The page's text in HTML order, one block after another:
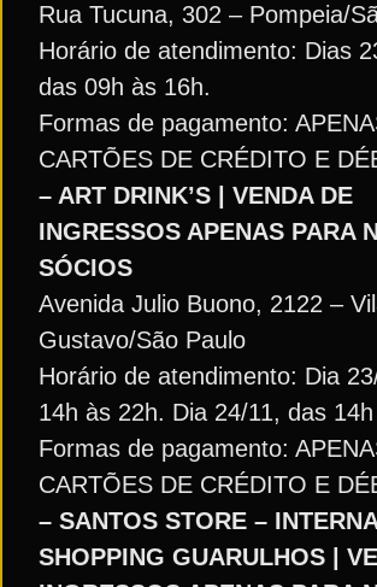
Rua Tucuna, 302 – Pompeia/
Horário de atendimento: Dias
das 09h às 16h.
Formas de pagamento:
CARTÕES DE CRÉDITO E
– ART DRINK’S | VENDA DE
INGRESSOS APENAS PARA
SÓCIOS
Avenida Julio Buono, 2122 –
Gustavo/São Paulo
Horário de atendimento: Dia
14h às 22h. Dia 24/11, das
Formas de pagamento:
CARTÕES DE CRÉDITO E
– SANTOS STORE –
SHOPPING GUARULHOS |